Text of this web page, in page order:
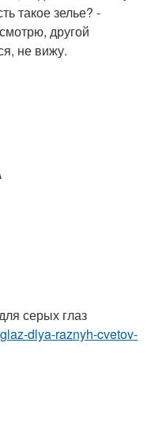
такое зелье? -
другой
не вижу.
серых глаз
dlya-raznyh-cvetov-